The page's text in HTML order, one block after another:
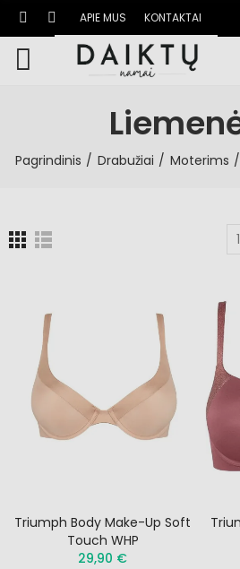
APIE MUS KONTAKTAI
Pagrindinis Drabužiai Moterims
Triumph Body Make-Up Soft
Touch WHP
29,90 €